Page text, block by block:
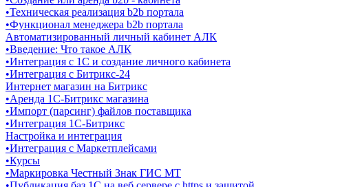
•Техническая реализация b2b портала
•Функционал менеджера b2b портала
Автоматизированный личный кабинет АЛК
•Введение: Что такое АЛК
•Интеграция с 1С и создание личного кабинета
•Интеграция с Битрикс-24
Интернет магазин на Битрикс
•Аренда 1С-Битрикс магазина
•Импорт (парсинг) файлов поставщика
•Интеграция 1С-Битрикс
Настройка и интеграция
•Интеграция с Маркетплейсами
•Курсы
•Маркировка Честный Знак ГИС МТ